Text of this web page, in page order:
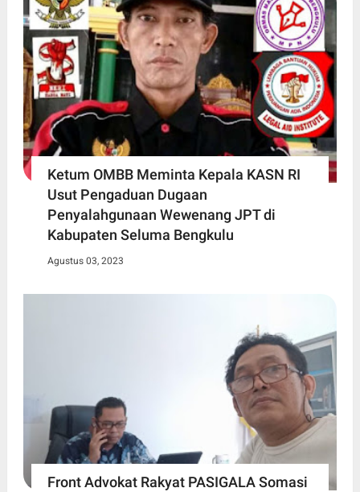
Ketum OMBB Meminta Kepala KASN RI
Usut Pengaduan Dugaan
Penyalahgunaan Wewenang JPT di
Kabupaten Seluma Bengkulu
Agustus 03, 2023
Front Advokat Rakyat PASIGALA Somasi